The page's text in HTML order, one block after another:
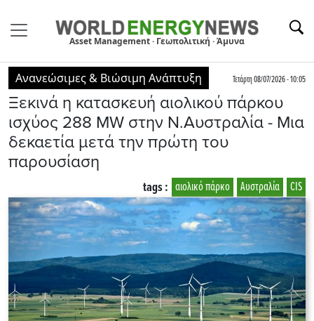
Asset Management · Γεωπολιτική · Άμυνα
Ανανεώσιμες & Βιώσιμη Ανάπτυξη Τετάρτη 08/07/2026 - 10:05
Ξεκινά η κατασκευή αιολικού πάρκου
ισχύος 288 MW στην Ν.Αυστραλία - Μια
δεκαετία μετά την πρώτη του
παρουσίαση
CIS
Αυστραλία
αιολικό πάρκο
tags :